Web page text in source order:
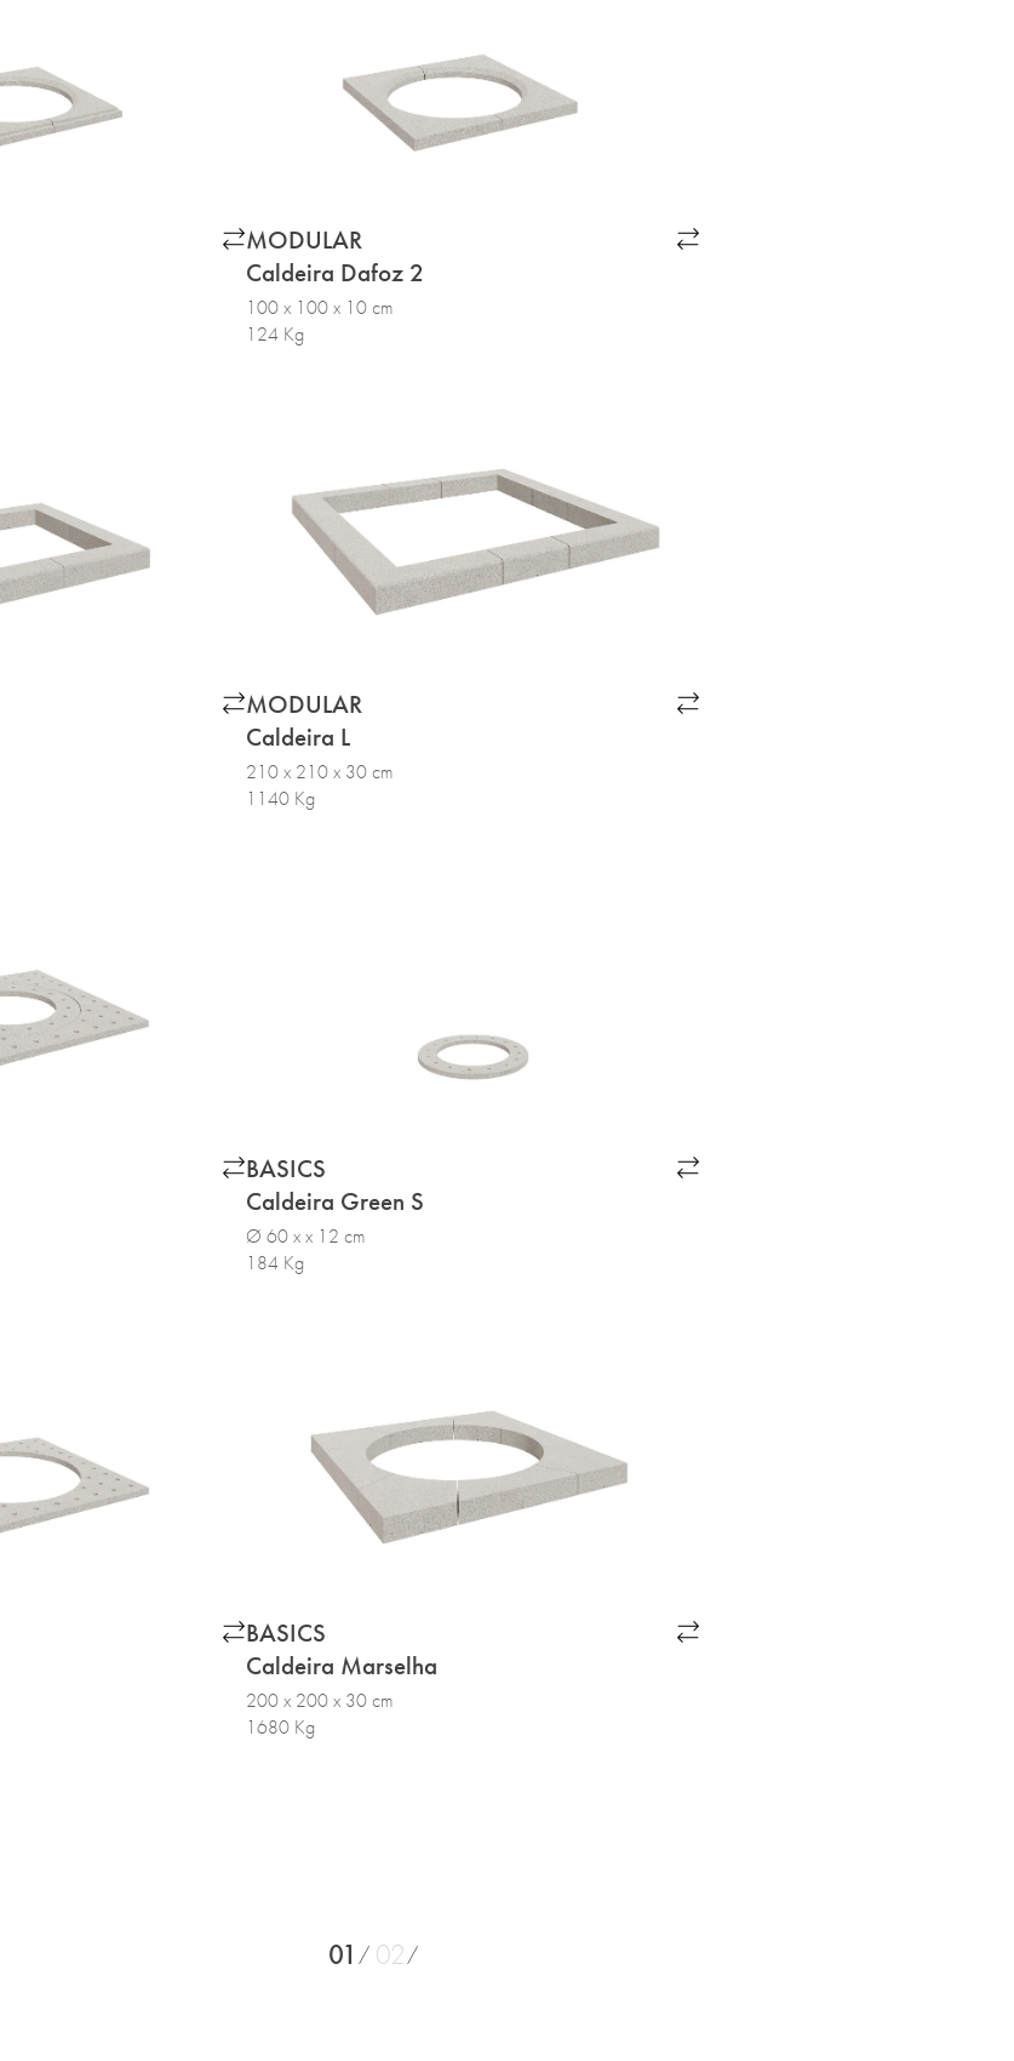
MODULAR
Caldeira Dafoz 2
100 x 100 x 10 cm
124 Kg
MODULAR
Caldeira L
210 x 210 x 30 cm
1140 Kg
BASICS
Caldeira Green S
Ø 60 x x 12 cm
184 Kg
BASICS
Caldeira Marselha
200 x 200 x 30 cm
1680 Kg
01 02